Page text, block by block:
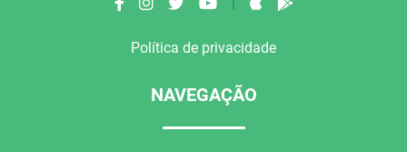
Política de privacidade
NAVEGAÇÃO